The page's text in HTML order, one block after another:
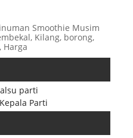
Smoothie Musim
Kilang, borong,
Harga
parti
Parti